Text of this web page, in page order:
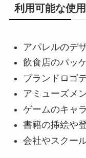
利用可能な使
アパレルのデ
飲食店のパッ
ブランドロゴ
アミューズメ
ゲームのキャ
書籍の挿絵や
会社やスクー